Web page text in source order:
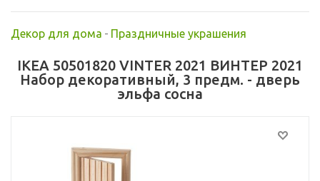
Декор для дома - Праздничные украшения
IKEA 50501820 VINTER 2021 ВИНТЕР 2021
Набор декоративный, 3 предм. - дверь
эльфа сосна